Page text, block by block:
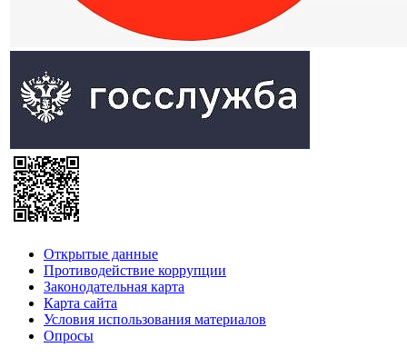
Открытые данные
Противодействие коррупции
Законодательная карта
Карта сайта
Условия использования материалов
Опросы